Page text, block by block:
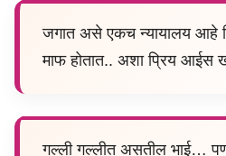
जगात असे एकच न्यायालय आहे
माफ होतात.. अशा प्रिय आईस
गल्ली गल्लीत असतील भाई…